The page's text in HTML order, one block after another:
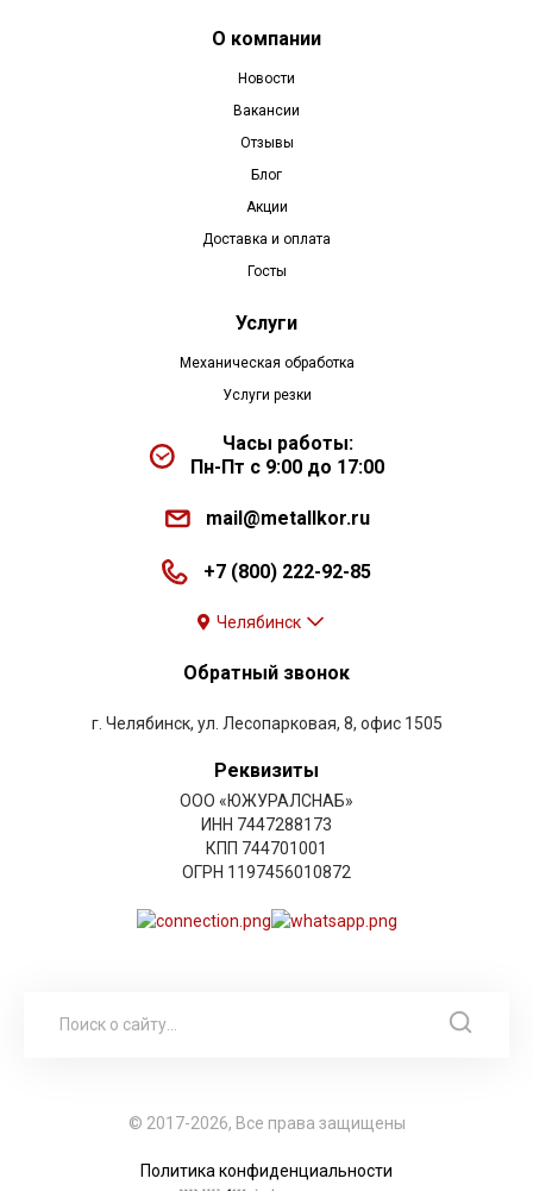
О компании
Новости
Вакансии
Отзывы
Блог
Акции
Доставка и оплата
Госты
Услуги
Механическая обработка
Услуги резки
Часы работы:
Пн-Пт с 9:00 до 17:00
mail@metallkor.ru
+7 (800) 222-92-85
Челябинск
Обратный звонок
г. Челябинск, ул. Лесопарковая, 8, офис 1505
Реквизиты
ООО «ЮЖУРАЛСНАБ»
ИНН 7447288173
КПП 744701001
ОГРН 1197456010872
© 2017-2026, Все права защищены
Политика конфиденциальности